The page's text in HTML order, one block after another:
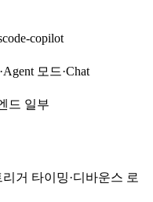
copilot
모드·Chat
드 일부
리거 타이밍·디바운스 로